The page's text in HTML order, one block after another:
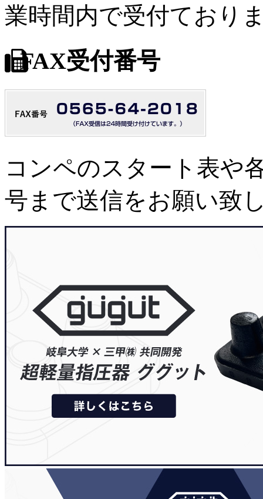
業時間内で受付ており
FAX受付番号
コンペのスタート表や
号まで送信をお願い致